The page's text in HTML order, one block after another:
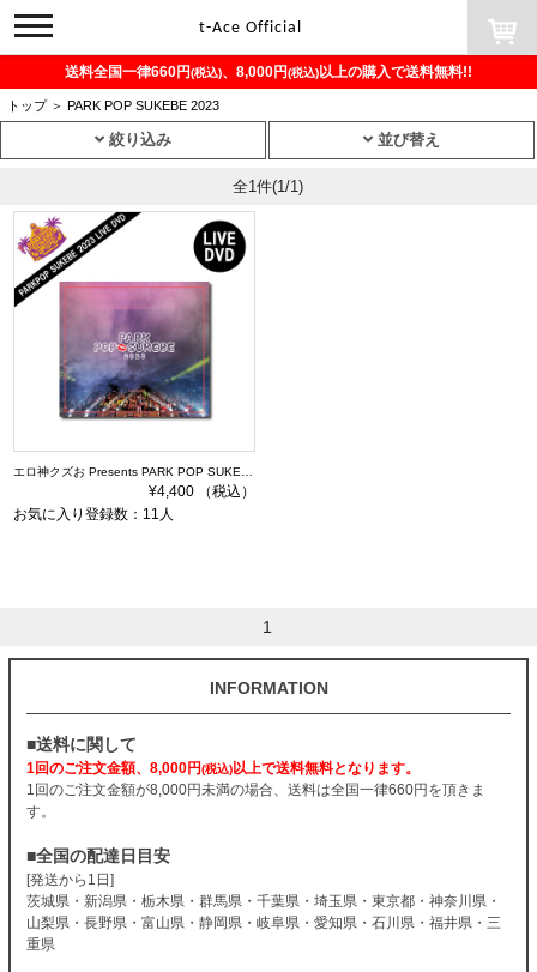
toggle
navigation
t-Ace Official
送料全国一律660円(税込)、8,000円(税込)以上の購入で送料無料!!
トップ ＞ PARK POP SUKEBE 2023
絞り込み 並び替え
全1件(1/1)
¥4,400 （税込）
お気に入り登録数：11人
1
INFORMATION
■送料に関して
1回のご注文金額、8,000円(税込)以上で送料無料となります。
1回のご注文金額が8,000円未満の場合、送料は全国一律660円を頂きま
す。
■全国の配達日目安
[発送から1日]
茨城県・新潟県・栃木県・群馬県・千葉県・埼玉県・東京都・神奈川県・
山梨県・長野県・富山県・静岡県・岐阜県・愛知県・石川県・福井県・三
重県